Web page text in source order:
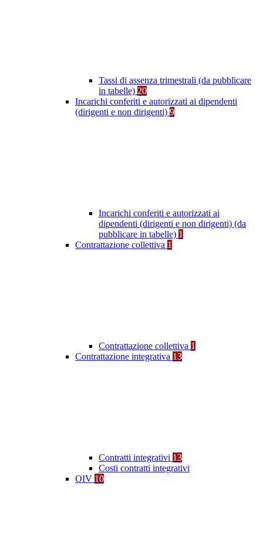
Tassi di assenza trimestrali (da pubblicare
in tabelle) 20
Incarichi conferiti e autorizzati ai dipendenti
(dirigenti e non dirigenti) 9
Incarichi conferiti e autorizzati ai
dipendenti (dirigenti e non dirigenti) (da
pubblicare in tabelle) 1
Contrattazione collettiva 1
Contrattazione collettiva 1
Contrattazione integrativa 13
Contratti integrativi 13
Costi contratti integrativi
OIV 10